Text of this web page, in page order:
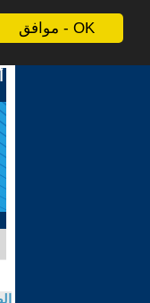
موافق - OK